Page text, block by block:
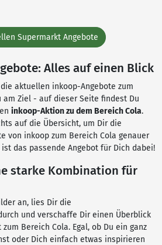
Supermarkt Angebote
Alles auf einen Blick
aktuellen inkoop-Angebote zum
am Ziel - auf dieser Seite findest Du
inkoop-Aktion zu dem Bereich Cola.
auf die Übersicht, um Dir die
von inkoop zum Bereich Cola genauer
das passende Angebot für Dich dabei!
starke Kombination für
an, lies Dir die
und verschaffe Dir einen Überblick
Bereich Cola. Egal, ob Du ein ganz
oder Dich einfach etwas inspirieren